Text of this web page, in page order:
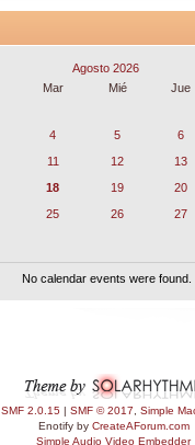
Agosto 2026
Mar Mié Jue
4 5 6
11 12 13
18 19 20
25 26 27
No calendar events were found.
SMF 2.0.15 | SMF © 2017
Simple
Enotify by CreateAForum.com
Simple Audio Video Embedder